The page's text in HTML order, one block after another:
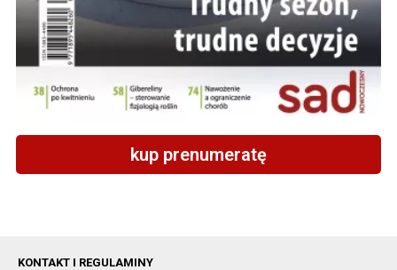
kup prenumeratę
KONTAKT I REGULAMINY